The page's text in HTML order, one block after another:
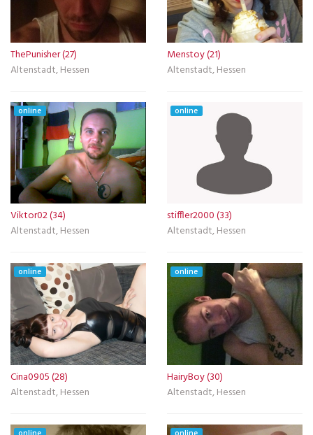
ThePunisher (27)
Altenstadt, Hessen
Menstoy (21)
Altenstadt, Hessen
online
Viktor02 (34)
Altenstadt, Hessen
online
stiffler2000 (33)
Altenstadt, Hessen
online
Cina0905 (28)
Altenstadt, Hessen
online
HairyBoy (30)
Altenstadt, Hessen
online online